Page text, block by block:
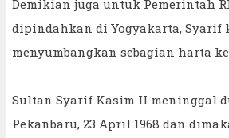
Demikian juga untuk Pemerintah
dipindahkan di Yogyakarta, Syarif
menyumbangkan sebagian harta
Sultan Syarif Kasim II meninggal
Pekanbaru, 23 April 1968 dan